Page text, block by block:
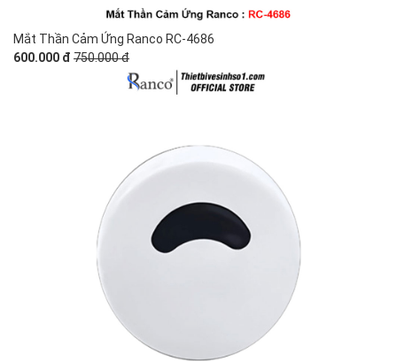
Mắt Thần Cảm Ứng Ranco RC-4686
600.000 đ 750.000 đ